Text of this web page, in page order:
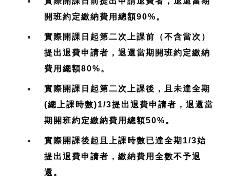
開班約定繳納費用總額90%。
實際開課日起第二次上課前（不含當次）
提出退費申請者，退還當期開班約定繳納
費用總額80%。
實際開課日起第二次上課後，且未達全期
(總上課時數)1/3提出退費申請者，退還當
期開班約定繳納費用總額50%。
實際開課後起且上課時數已達全期1/3始
提出退費申請者，繳納費用全數不予退
還。